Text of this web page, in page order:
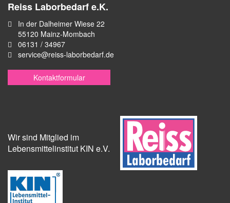
Reiss Laborbedarf e.K.
In der Dalheimer Wiese 22
55120 Mainz-Mombach
06131 / 34967
service@reiss-laborbedarf.de
Kontaktformular
Wir sind Mitglied im
Lebensmittelinstitut KIN e.V.